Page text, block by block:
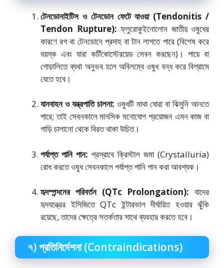
টেনডোনাইটিস ও টেনডোন ফেটে যাওয়া (Tendonitis /
Tendon Rupture): ফ্লুরোকুইনোলোন জাতীয় ওষুধের
কারণে রগ বা টেনডোনে প্রদাহ বা টান লাগতে পারে (বিশেষ করে
বয়স্ক এবং যারা কর্টিকোস্টেরয়েড সেবন করছেন)। পায়ে বা
গোড়ালিতে ব্যথা অনুভব হলে অবিলম্বে ওষুধ বন্ধ করে বিশ্রামে
যেতে হবে।
যানবাহন ও যন্ত্রপাতি চালনা: ওষুধটি মাথা ঘোরা বা ঝিমুনি আনতে
পারে; তাই সেবনকালে মানসিক মনোযোগ প্রয়োজন এমন কাজ বা
গাড়ি চালানো থেকে বিরত থাকা উচিত।
পর্যাপ্ত পানি পান: প্রস্রাবে ক্রিস্টাল জমা (Crystalluria)
রোধ করতে ওষুধ সেবনকালে পর্যাপ্ত পানি পান করা আবশ্যক।
হৃদস্পন্দনের পরিবর্তন (QTc Prolongation): যাদের
হৃদযন্ত্রের ইসিজিতে QTc ইন্টারভাল দীর্ঘায়িত হওয়ার ঝুঁকি
রয়েছে, তাদের ক্ষেত্রে সতর্কতার সাথে ব্যবহার করতে হবে।
৭) প্রতিনির্দেশনা (Contraindications)